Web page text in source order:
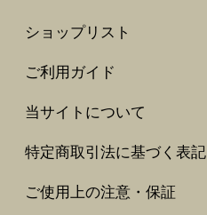
ショップリスト
ご利用ガイド
当サイトについて
特定商取引法に基づく表記
ご使用上の注意・保証